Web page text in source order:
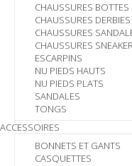
CHAUSSURES BOTTES
CHAUSSURES DERBIES
CHAUSSURES
CHAUSSURES
ESCARPINS
NU PIEDS HAUTS
NU PIEDS PLATS
SANDALES
TONGS
ACCESSOIRES
BONNETS ET GANTS
CASQUETTES